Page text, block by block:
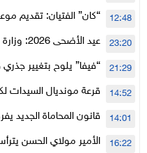
الأعلى للحسابات
“كان” الفتيان: تقديم 12:48
عيد
لتنظيمها
23:20
“فيفا” يلوح بتغيير جذري 21:29
المستوى الأول
14:52
قانون المحاماة الجديد يفرض أداء 14:01
الأمير مولاي الحسن
16:22